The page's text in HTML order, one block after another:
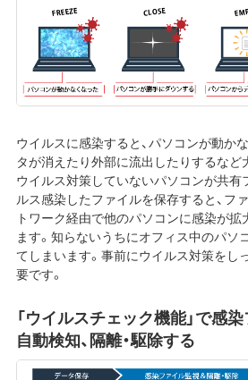
ウイルスに感染すると、パソコンが動か
タが消えたり外部に流出したりするなど
ウイルス対策していないパソコンが共有
ルス感染したファイルを保存すると、フ
トワーク経由で他のパソコンに感染が拡
ます。知らないうちにオフィス中のパソ
てしまいます。事前にウイルス対策をし
要です。
「ウイルスチェック機能」で感
自動検知、隔離・駆除する